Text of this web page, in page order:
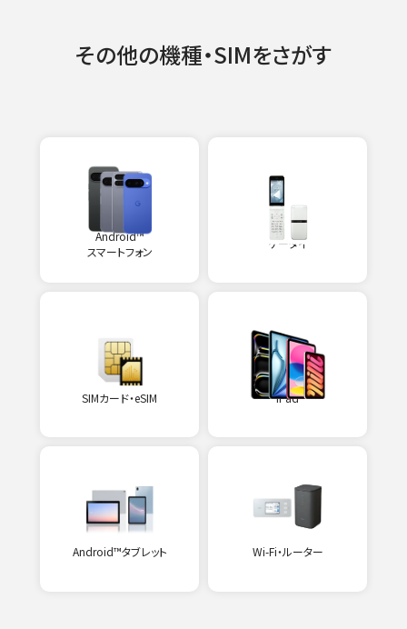
その他の機種・SIMをさがす
Android™
スマートフォン
ケータイ
SIMカード・eSIM iPad
Android™タブレット Wi-Fi・ルーター